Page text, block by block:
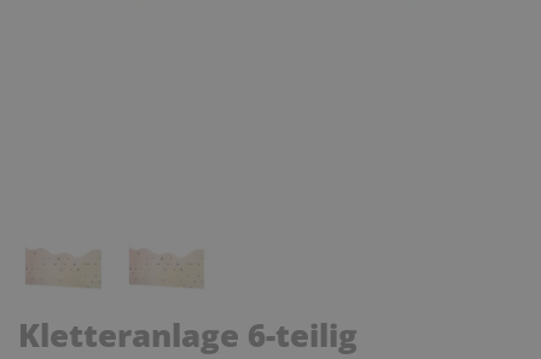
Kletteranlage 6-teilig